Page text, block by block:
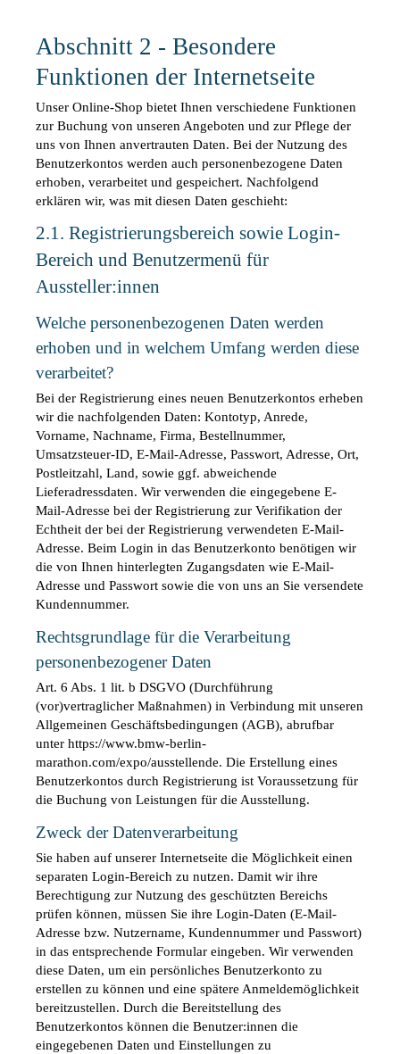
Abschnitt 2 - Besondere
Funktionen der Internetseite
Unser Online-Shop bietet Ihnen verschiedene Funktionen
zur Buchung von unseren Angeboten und zur Pflege der
uns von Ihnen anvertrauten Daten. Bei der Nutzung des
Benutzerkontos werden auch personenbezogene Daten
erhoben, verarbeitet und gespeichert. Nachfolgend
erklären wir, was mit diesen Daten geschieht:
2.1. Registrierungsbereich sowie Login-
Bereich und Benutzermenü für
Aussteller:innen
Welche personenbezogenen Daten werden
erhoben und in welchem Umfang werden diese
verarbeitet?
Bei der Registrierung eines neuen Benutzerkontos erheben
wir die nachfolgenden Daten: Kontotyp, Anrede,
Vorname, Nachname, Firma, Bestellnummer,
Umsatzsteuer-ID, E-Mail-Adresse, Passwort, Adresse, Ort,
Postleitzahl, Land, sowie ggf. abweichende
Lieferadressdaten. Wir verwenden die eingegebene E-
Mail-Adresse bei der Registrierung zur Verifikation der
Echtheit der bei der Registrierung verwendeten E-Mail-
Adresse. Beim Login in das Benutzerkonto benötigen wir
die von Ihnen hinterlegten Zugangsdaten wie E-Mail-
Adresse und Passwort sowie die von uns an Sie versendete
Kundennummer.
Rechtsgrundlage für die Verarbeitung
personenbezogener Daten
Art. 6 Abs. 1 lit. b DSGVO (Durchführung
(vor)vertraglicher Maßnahmen) in Verbindung mit unseren
Allgemeinen Geschäftsbedingungen (AGB), abrufbar
unter https://www.bmw-berlin-
marathon.com/expo/ausstellende. Die Erstellung eines
Benutzerkontos durch Registrierung ist Voraussetzung für
die Buchung von Leistungen für die Ausstellung.
Zweck der Datenverarbeitung
Sie haben auf unserer Internetseite die Möglichkeit einen
separaten Login-Bereich zu nutzen. Damit wir ihre
Berechtigung zur Nutzung des geschützten Bereichs
prüfen können, müssen Sie ihre Login-Daten (E-Mail-
Adresse bzw. Nutzername, Kundennummer und Passwort)
in das entsprechende Formular eingeben. Wir verwenden
diese Daten, um ein persönliches Benutzerkonto zu
erstellen zu können und eine spätere Anmeldemöglichkeit
bereitzustellen. Durch die Bereitstellung des
Benutzerkontos können die Benutzer:innen die
eingegebenen Daten und Einstellungen zu